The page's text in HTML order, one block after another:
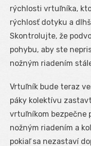
rýchlosti vrtuľníka,
rýchlosť dotyku a
Skontrolujte, že
pohybu, aby ste
nožným riadením
Vrtuľník bude teraz
páky kolektívu
vrtuľníkom bezpečne
nožným riadením a
pokiaľ sa nezastaví